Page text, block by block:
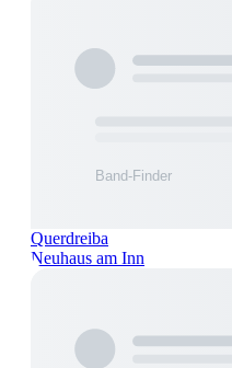
Querdreiba
Neuhaus am Inn